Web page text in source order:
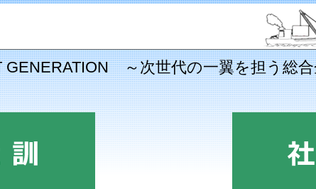
GENERATION ～次世代の一翼を担う総